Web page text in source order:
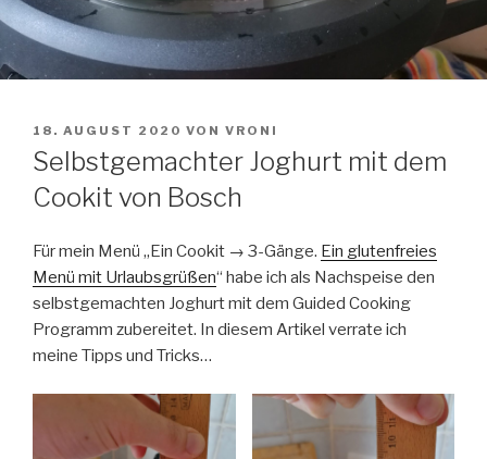
VERÖFFENTLICHT
AM
18. AUGUST 2020 VON VRONI
Selbstgemachter Joghurt mit dem
Cookit von Bosch
Für mein Menü „Ein Cookit → 3-Gänge. Ein glutenfreies
Menü mit Urlaubsgrüßen“ habe ich als Nachspeise den
selbstgemachten Joghurt mit dem Guided Cooking
Programm zubereitet. In diesem Artikel verrate ich
meine Tipps und Tricks…